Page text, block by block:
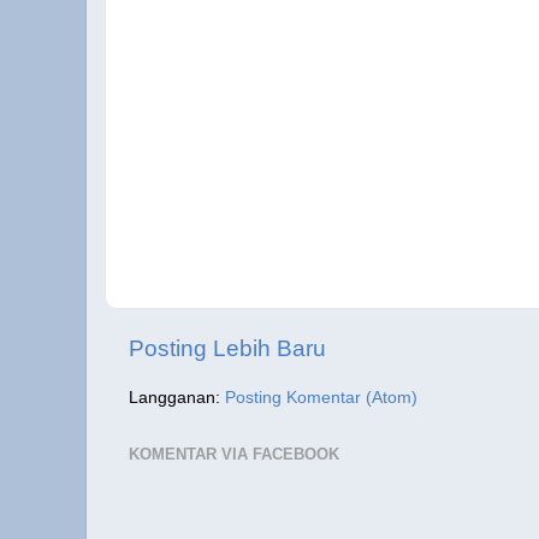
Posting Lebih Baru
Langganan: Posting Komentar (Atom)
KOMENTAR VIA FACEBOOK